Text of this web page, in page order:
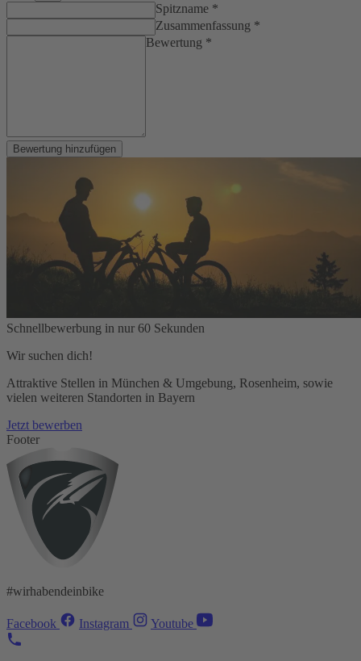
Spitzname *
Zusammenfassung *
Bewertung *
Bewertung hinzufügen
Schnellbewerbung in nur 60 Sekunden
Wir suchen dich!
Attraktive Stellen in München & Umgebung, Rosenheim, sowie
vielen weiteren Standorten in Bayern
Jetzt bewerben
Footer
#wirhabendeinbike
Facebook Instagram Youtube